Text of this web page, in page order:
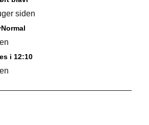
siden
i 12:10